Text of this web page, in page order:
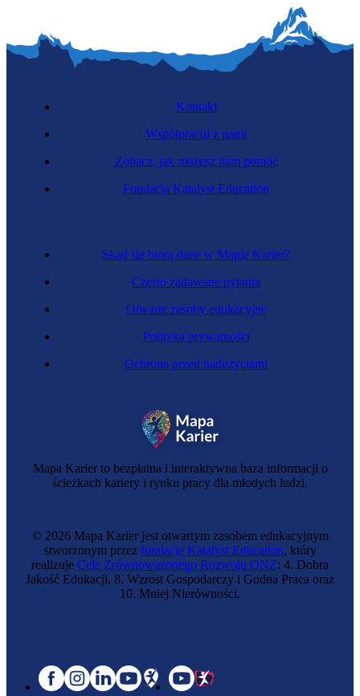
Mapa Karier to bezpłatna i interaktywna baza informacji o
ścieżkach kariery i rynku pracy dla młodych ludzi.
Skąd się biorą dane w Mapie Karier?
Często zadawane pytania
Otwarte zasoby edukacyjne
Polityka prywatności
Ochrona przed nadużyciami
Kontakt
Współpracuj z nami
Zobacz, jak możesz nam pomóc
Fundacja Katalyst Education
© 2026 Mapa Karier jest otwartym zasobem edukacyjnym
stworzonym przez fundację Katalyst Education, który
realizuje Cele Zrównoważonego Rozwoju ONZ: 4. Dobra
Jakość Edukacji, 8. Wzrost Gospodarczy i Godna Praca oraz
10. Mniej Nierówności.